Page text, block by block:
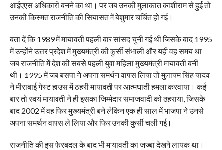
आईएएस अधिकारी बनने का था। पर जब उनकी मुलाकात काशीराम से हुई तो
उनकी किस्मत राजनीति की सियासत में बेशुमार चर्चित हो गई।
बता दें कि 1989 में मायावती पहली बार सांसद चुनी गई थी जिसके बाद 1995
में उन्होंने उत्तर प्रदेश में मुख्यमंत्री की कुर्सी संभाली और यही वह समय था
जब राजनीति में देश की सबसे पहली युवा महिला मुख्यमंत्री मायावती बनीं
थी। 1995 में जब बसपा ने अपना समर्थन वापस लिया तो मुलायम सिंह यादव
ने मीराबाई गेस्ट हाउस में ठहरी मायावती पर आत्मघाती हमला करवाया। कई
बार तो स्वयं मायावती ने ही इसका जिम्मेदार समाजवादी को ठहराया, जिसके
बाद 2002 में वह फिर मुख्यमंत्री बने लेकिन एक ही साल में भाजपा ने उनसे
अपना समर्थन वापस ले लिया और फिर उनकी कुर्सी चली गई।
राजनीति की इस फेरबदल के बाद भी मायावती का जज्बा देखने लायक था।